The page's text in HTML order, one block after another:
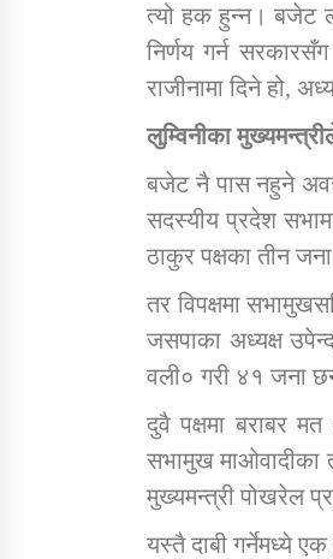
त्यो हक हुन्न। बजेट
निर्णय गर्न
राजीनामा दिने हो,
लुम्विनीका
बजेट नै पास नहुने
सदस्यीय प्रदेश
ठाकुर पक्षका तीन
तर विपक्षमा
जसपाका अध्यक्ष
वली० गरी ४१ जना
दुवै पक्षमा बराबर
सभामुख माओवादीका
मुख्यमन्त्री पोखरेल
यस्तै दाबी गर्नेमध्ये